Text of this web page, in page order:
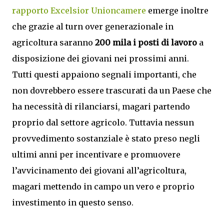
rapporto Excelsior Unioncamere emerge inoltre
che grazie al turn over generazionale in
agricoltura saranno 200 mila i posti di lavoro a
disposizione dei giovani nei prossimi anni.
Tutti questi appaiono segnali importanti, che
non dovrebbero essere trascurati da un Paese che
ha necessità di rilanciarsi, magari partendo
proprio dal settore agricolo. Tuttavia nessun
provvedimento sostanziale è stato preso negli
ultimi anni per incentivare e promuovere
l’avvicinamento dei giovani all’agricoltura,
magari mettendo in campo un vero e proprio
investimento in questo senso.